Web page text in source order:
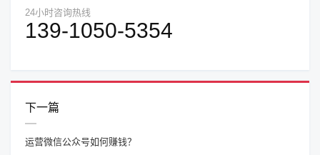
24小时咨询热线
139-1050-5354
下一篇
运营微信公众号如何赚钱？